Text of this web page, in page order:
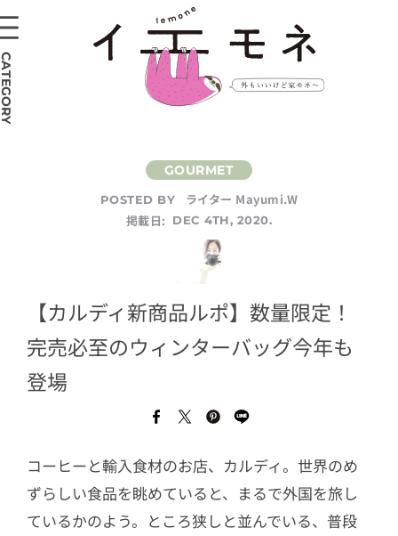
POSTED BY
ライター Mayumi.W
掲載日:
DEC 4TH, 2020.
【カルディ新商品ルポ】数量限定！
完売必至のウィンターバッグ今年も
登場
コーヒーと輸入食材のお店、カルディ。世界のめ
ずらしい食品を眺めていると、まるで外国を旅し
ているかのよう。ところ狭しと並んでいる、普段